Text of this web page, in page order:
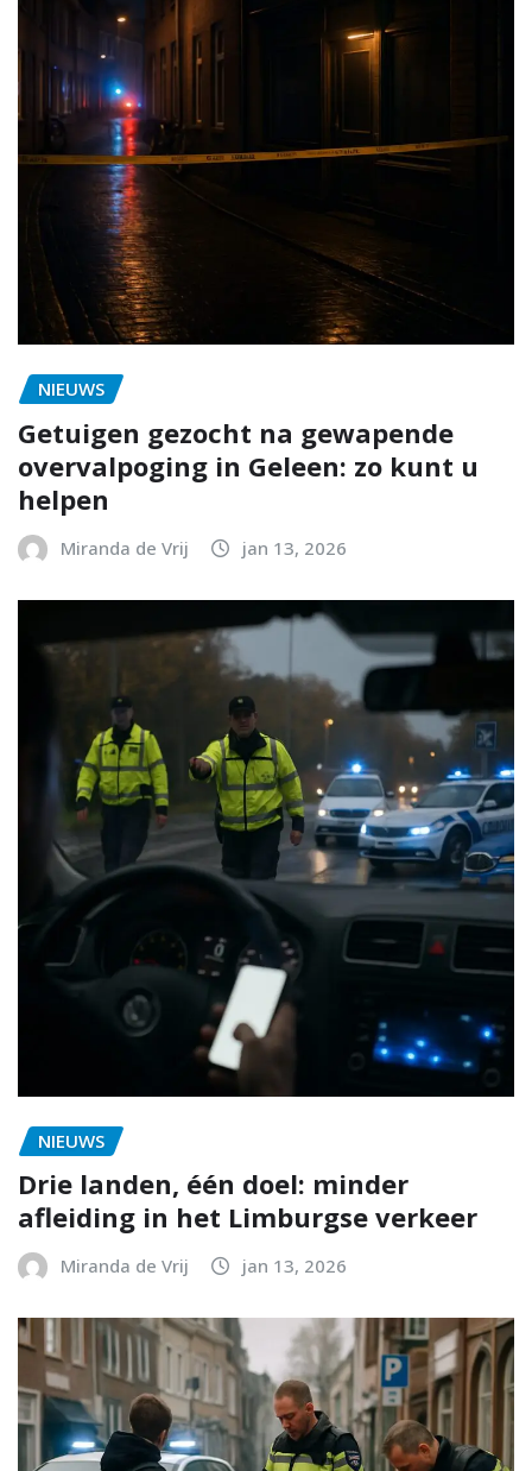
NIEUWS
Getuigen gezocht na gewapende
overvalpoging in Geleen: zo kunt u
helpen
Miranda de Vrij jan 13, 2026
NIEUWS
Drie landen, één doel: minder
afleiding in het Limburgse verkeer
Miranda de Vrij jan 13, 2026